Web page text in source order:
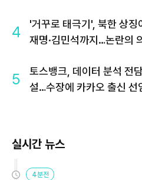
4
'거꾸로 태극기', 북한 상징
재명·김민석까지…논란의
5
토스뱅크, 데이터 분석 전
설…수장에 카카오 출신 선
실시간 뉴스
4분전